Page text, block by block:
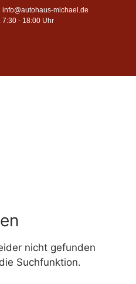
info@autohaus-michael.de
7:30 - 18:00 Uhr
nicht gefunden
Suchfunktion.